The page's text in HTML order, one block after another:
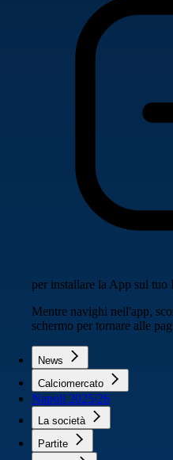
per installare la App sul tuo
Mentre navighi nell'app,
schermo per tornare alle
News
Calciomercato
Napoli 2025/26
La società
Partite